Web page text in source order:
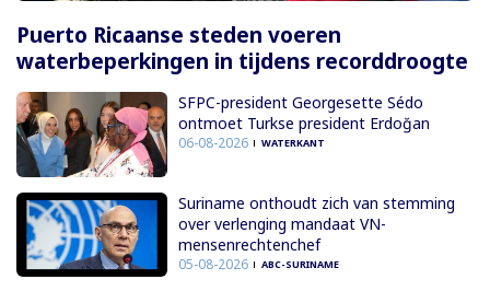
Puerto Ricaanse steden voeren
waterbeperkingen in tijdens recorddroogte
SFPC-president Georgesette Sédo
ontmoet Turkse president Erdoğan
06-08-2026 WATERKANT
Suriname onthoudt zich van stemming
over verlenging mandaat VN-
mensenrechtenchef
05-08-2026 ABC-SURINAME